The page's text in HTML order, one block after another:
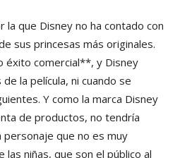
la que Disney no ha contado con
sus princesas más originales.
éxito comercial**, y Disney
la película, ni cuando se
Y como la marca Disney
de productos, no tendría
que no es muy
niñas, que son el público al